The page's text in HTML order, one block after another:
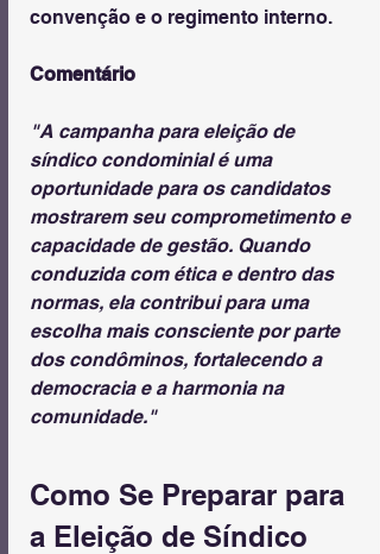
convenção e o regimento interno.
Comentário
"A campanha para eleição de
síndico condominial é uma
oportunidade para os candidatos
mostrarem seu comprometimento e
capacidade de gestão. Quando
conduzida com ética e dentro das
normas, ela contribui para uma
escolha mais consciente por parte
dos condôminos, fortalecendo a
democracia e a harmonia na
comunidade."
Como Se Preparar para
a Eleição de Síndico